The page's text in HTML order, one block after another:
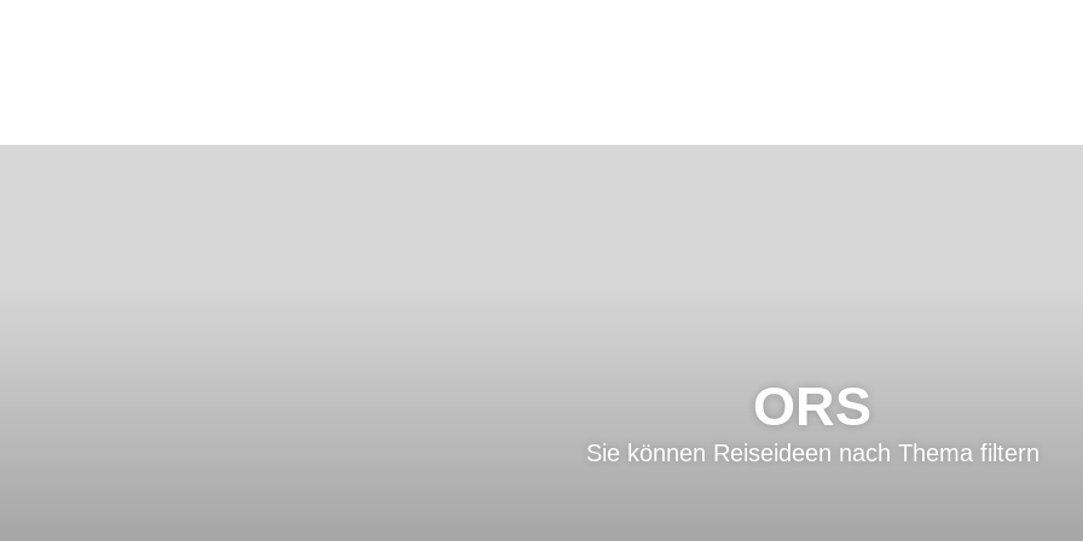
ORS
Sie können Reiseideen nach Thema filtern